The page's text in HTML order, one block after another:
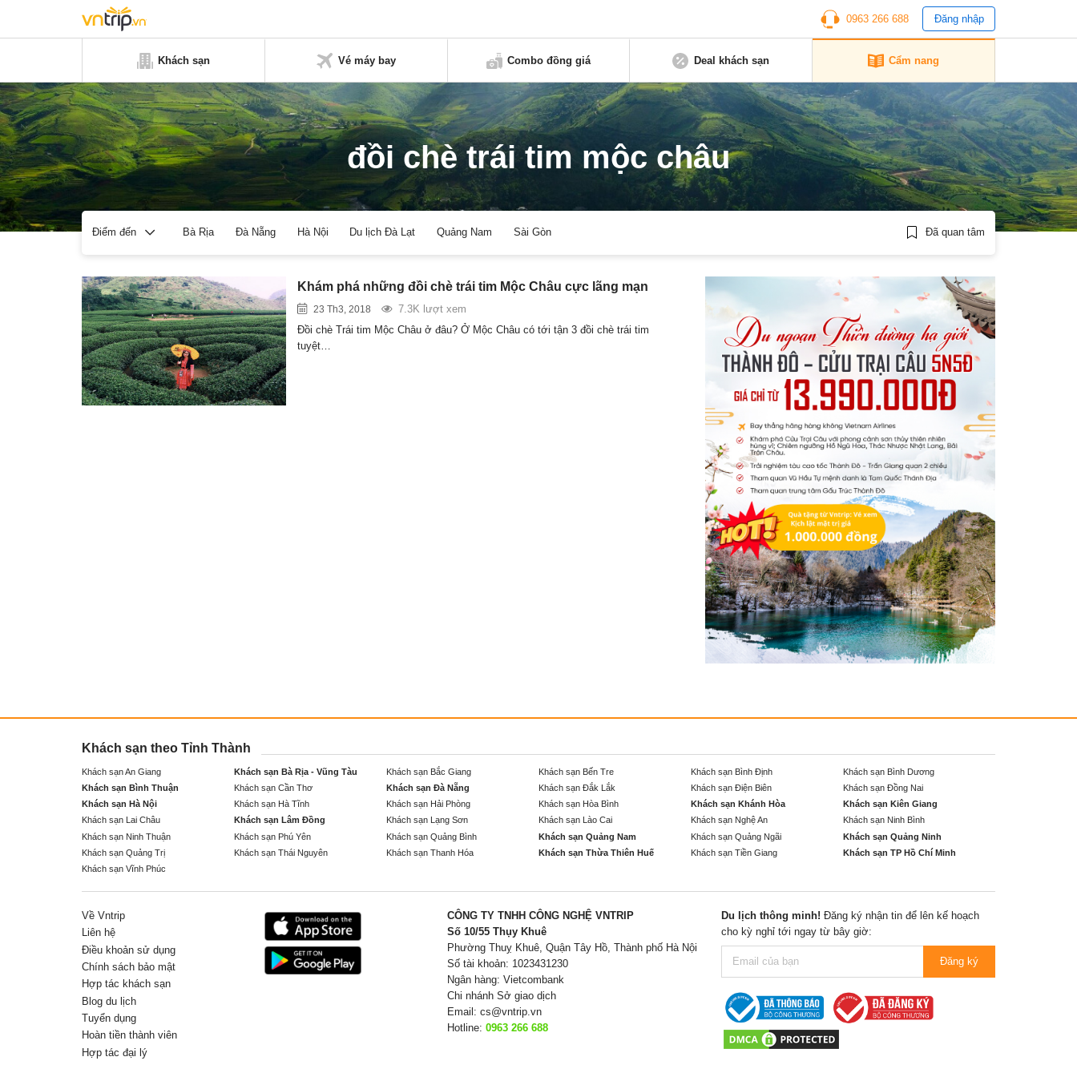
0963 266 688 Đăng nhập
Khách sạn Vé máy bay Combo đồng giá Deal khách sạn Cẩm nang
đồi chè trái tim mộc châu
Điểm đến Bà Rịa Đà Nẵng Hà Nội Du lịch Đà Lạt Quảng Nam Sài Gòn Đã quan tâm
Khám phá những đồi chè trái tim Mộc Châu cực lãng mạn
23 Th3, 2018
7.3K lượt xem
Đồi chè Trái tim Mộc Châu ở đâu? Ở Mộc Châu có tới tận 3 đồi chè trái tim
tuyệt…
Khách sạn theo Tỉnh Thành
Khách sạn An Giang Khách sạn Bà Rịa - Vũng Tàu Khách sạn Bắc Giang Khách sạn Bến Tre Khách sạn Bình Định
Khách sạn Bình Dương
Khách sạn Bình Thuận
Khách sạn Cần Thơ Khách sạn Đà Nẵng Khách sạn Đắk Lắk Khách sạn Điện Biên
Khách sạn Đồng Nai
Khách sạn Hà Nội
Khách sạn Hà Tĩnh Khách sạn Hải Phòng Khách sạn Hòa Bình Khách sạn Khánh Hòa
Khách sạn Kiên Giang
Khách sạn Lai Châu
Khách sạn Lâm Đồng Khách sạn Lạng Sơn Khách sạn Lào Cai Khách sạn Nghệ An
Khách sạn Ninh Bình
Khách sạn Ninh Thuận
Khách sạn Phú Yên Khách sạn Quảng Bình Khách sạn Quảng Nam Khách sạn Quảng Ngãi
Khách sạn Quảng Ninh
Khách sạn Quảng Trị
Khách sạn Thái Nguyên Khách sạn Thanh Hóa Khách sạn Thừa Thiên Huế Khách sạn Tiền Giang
Khách sạn TP Hồ Chí Minh
Khách sạn Vĩnh Phúc
Về Vntrip
Liên hệ
Điều khoản sử dụng
Chính sách bảo mật
Hợp tác khách sạn
Blog du lịch
Tuyển dụng
Hoàn tiền thành viên
Hợp tác đại lý
CÔNG TY TNHH CÔNG NGHỆ VNTRIP
Số 10/55 Thụy Khuê
Phường Thuỵ Khuê, Quận Tây Hồ, Thành phố Hà Nội
Số tài khoản: 1023431230
Ngân hàng: Vietcombank
Chi nhánh Sở giao dịch
Email: cs@vntrip.vn
Hotline: 0963 266 688
Du lịch thông minh! Đăng ký nhận tin để lên kế hoạch
cho kỳ nghỉ tới ngay từ bây giờ:
Đăng ký